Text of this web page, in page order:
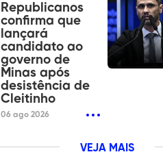
Republicanos
confirma que
lançará
candidato ao
governo de
Minas após
desistência de
Cleitinho
06 ago 2026
VEJA MAIS